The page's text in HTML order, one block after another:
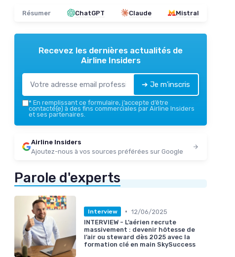
Résumer ChatGPT Claude Mistral
Recevez les dernières actualités de
Airline Insiders
➔ Je m'inscris
* En remplissant ce formulaire, j’accepte d’être
contacté(e) à des fins commerciales par Airline Insiders
et ses partenaires.
Airline Insiders
Ajoutez-nous à vos sources préférées sur Google
Parole d'experts
Interview • 12/06/2025
INTERVIEW - L’aérien recrute
massivement : devenir hôtesse de
l’air ou steward dès 2025 avec la
formation clé en main SkySuccess